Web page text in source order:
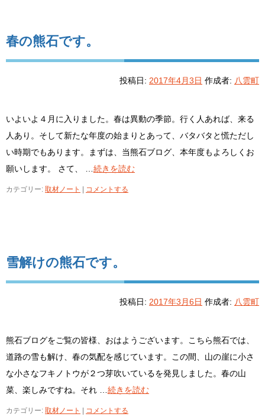
春の熊石です。
投稿日: 2017年4月3日 作成者: 八雲町
いよいよ４月に入りました。春は異動の季節。行く人あれば、来る
人あり。そして新たな年度の始まりとあって、バタバタと慌ただし
い時期でもあります。まずは、当熊石ブログ、本年度もよろしくお
願いします。 さて、 … 続きを読む
カテゴリー: 取材ノート コメントする
雪解けの熊石です。
投稿日: 2017年3月6日 作成者: 八雲町
熊石ブログをご覧の皆様、おはようございます。こちら熊石では、
道路の雪も解け、春の気配を感じています。この間、山の崖に小さ
な小さなフキノトウが２つ芽吹いているを発見しました。春の山
菜、楽しみですね。それ … 続きを読む
カテゴリー: 取材ノート コメントする